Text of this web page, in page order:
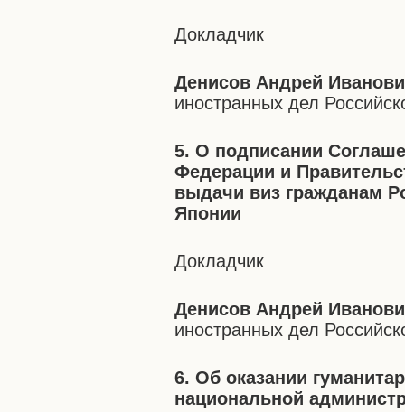
Докладчик
Денисов Андрей
иностранных дел
5. О подписании
Федерации и
выдачи виз гражданам
Японии
Докладчик
Денисов Андрей
иностранных дел
6. Об оказании
национальной